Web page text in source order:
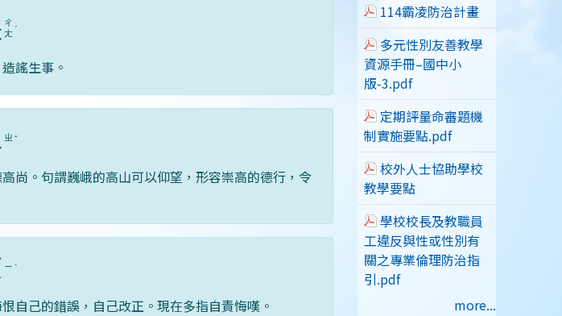
ㄔ
ㄤ ˊ
謠生事。
ㄓ ˇ
尚。句謂巍峨的高山可以仰望，形容崇高的德行，令
ㄧ ˋ
自己的錯誤，自己改正。現在多指自責悔嘆。
114霸凌防治計畫
多元性別友善教學
資源手冊–國中小
版-3.pdf
定期評量命審題機
制實施要點.pdf
校外人士協助學校
教學要點
學校校長及教職員
工違反與性或性別有
關之專業倫理防治指
引.pdf
more...